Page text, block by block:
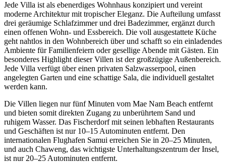
Jede Villa ist als ebenerdiges Wohnhaus konzipiert und vereint
moderne Architektur mit tropischer Eleganz. Die Aufteilung umfasst
drei geräumige Schlafzimmer und drei Badezimmer, ergänzt durch
einen offenen Wohn- und Essbereich. Die voll ausgestattete Küche
geht nahtlos in den Wohnbereich über und schafft so ein einladendes
Ambiente für Familienfeiern oder gesellige Abende mit Gästen. Ein
besonderes Highlight dieser Villen ist der großzügige Außenbereich.
Jede Villa verfügt über einen privaten Salzwasserpool, einen
angelegten Garten und eine schattige Sala, die individuell gestaltet
werden kann.
Die Villen liegen nur fünf Minuten vom Mae Nam Beach entfernt
und bieten somit direkten Zugang zu unberührtem Sand und
ruhigem Wasser. Das Fischerdorf mit seinen lebhaften Restaurants
und Geschäften ist nur 10–15 Autominuten entfernt. Den
internationalen Flughafen Samui erreichen Sie in 20–25 Minuten,
und auch Chaweng, das wichtigste Unterhaltungszentrum der Insel,
ist nur 20–25 Autominuten entfernt.